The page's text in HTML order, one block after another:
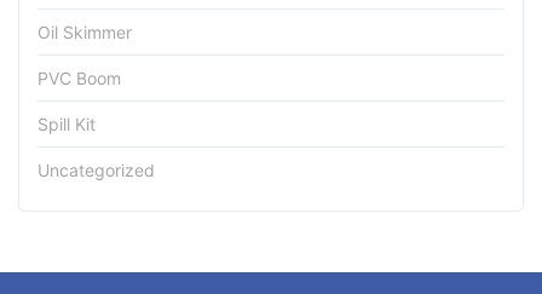
Oil Skimmer
PVC Boom
Spill Kit
Uncategorized